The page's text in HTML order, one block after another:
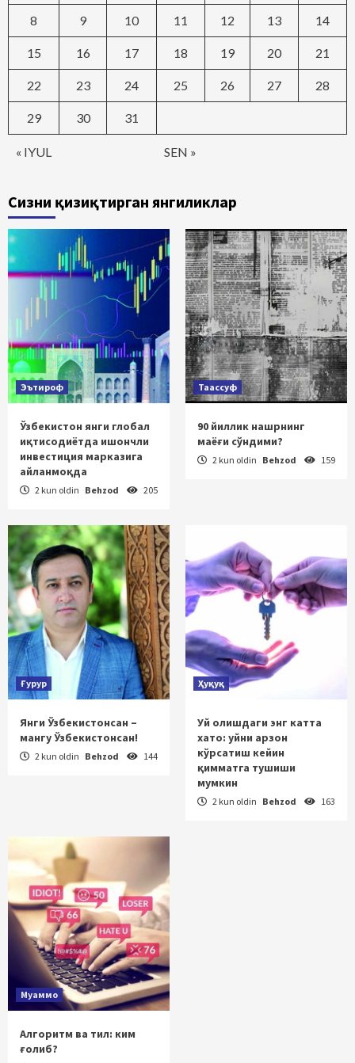
« IYUL SEN »
8 9 10 11 12 13 14
15 16 17 18 19 20 21
22 23 24 25 26 27 28
29 30 31
Сизни қизиқтирган янгиликлар
Эътироф
Ўзбекистон янги глобал
иқтисодиётда ишончли
инвестиция марказига
айланмоқда
2 kun oldin Behzod 205
Таассуф
90 йиллик нашрнинг
маёғи сўндими?
2 kun oldin Behzod 159
Ғурур
Янги Ўзбекистонсан –
мангу Ўзбекистонсан!
2 kun oldin Behzod 144
Ҳуқуқ
Уй олишдаги энг катта
хато: уйни арзон
кўрсатиш кейин
қимматга тушиши
мумкин
2 kun oldin Behzod 163
Муаммо
Алгоритм ва тил: ким
ғолиб?